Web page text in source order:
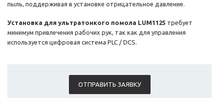
пыль, поддерживая в установке отрицательное давление.
Установка для ультратонкого помола LUM1125 требует
минимум привлечения рабочих рук, так как для управления
используется цифровая система PLC / DCS.
ОТПРАВИТЬ ЗАЯВКУ